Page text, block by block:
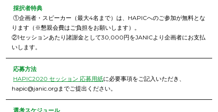
採択者特典
①企画者・スピーカー（最大4名まで）は、HAPICへのご参加が無料とな
ります（※懇親会費はご負担をお願いします）。
②1セッションあたり諸謝金として30,000円をJANICより企画者にお支払
いします。
応募方法
HAPIC2020 セッション 応募用紙に必要事項をご記入いただき、
hapic@janic.orgまでご提出ください。
選考スケジュール